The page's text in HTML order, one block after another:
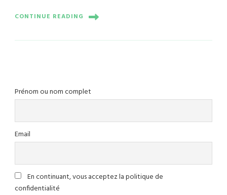
CONTINUE READING
Prénom ou nom complet
Email
En continuant, vous acceptez la politique de
confidentialité